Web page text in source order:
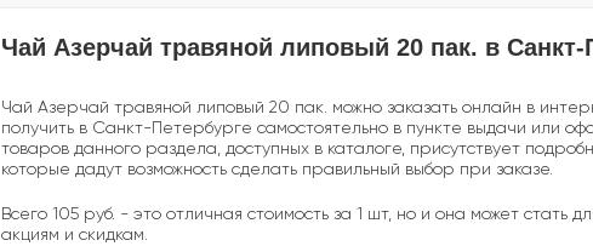
Чай Азерчай травяной липовый 20 пак. в Санкт-
Чай Азерчай травяной липовый 20 пак. можно заказать онлайн в
получить в Санкт-Петербурге самостоятельно в пункте выдачи или
товаров данного раздела, доступных в каталоге, присутствует
которые дадут возможность сделать правильный выбор при заказе.
Всего 105 руб. - это отличная стоимость за 1 шт, но и она может
акциям и скидкам.